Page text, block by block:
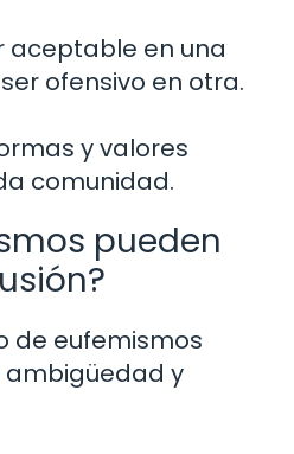
aceptable en una
ofensivo en otra.
y valores
comunidad.
pueden
de eufemismos
ambigüedad y